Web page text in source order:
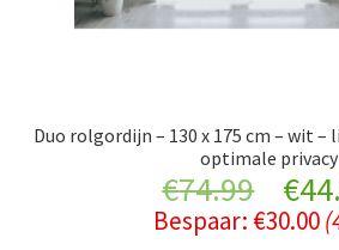
Duo rolgordijn – 130 x 175 cm – wit
optimale privacy
€74.99 €
Bespaar: €30.00